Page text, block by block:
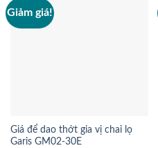
Giảm giá!
Giá để dao thớt gia vị chai lọ
Garis GM02-30E